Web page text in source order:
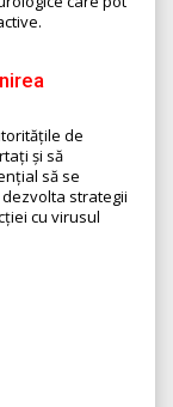
de
și să
să se
strategii
cu virusul